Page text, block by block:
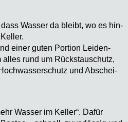
Was­ser da bleibt, wo es hin­
einer guten Por­ti­on Lei­den­
rund um Rückstau­schutz,
und Abschei­
Was­ser im Kel­ler“. Dafür